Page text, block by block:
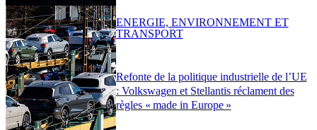
Refonte de la politique industrielle de l’UE
: Volkswagen et Stellantis réclament des
règles « made in Europe »
ENERGIE, ENVIRONNEMENT ET
TRANSPORT